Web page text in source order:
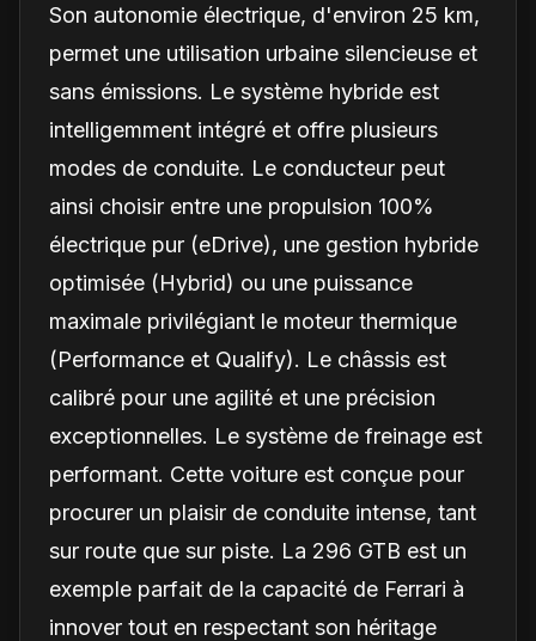
Son autonomie électrique, d'environ 25 km,
permet une utilisation urbaine silencieuse et
sans émissions. Le système hybride est
intelligemment intégré et offre plusieurs
modes de conduite. Le conducteur peut
ainsi choisir entre une propulsion 100%
électrique pur (eDrive), une gestion hybride
optimisée (Hybrid) ou une puissance
maximale privilégiant le moteur thermique
(Performance et Qualify). Le châssis est
calibré pour une agilité et une précision
exceptionnelles. Le système de freinage est
performant. Cette voiture est conçue pour
procurer un plaisir de conduite intense, tant
sur route que sur piste. La 296 GTB est un
exemple parfait de la capacité de Ferrari à
innover tout en respectant son héritage